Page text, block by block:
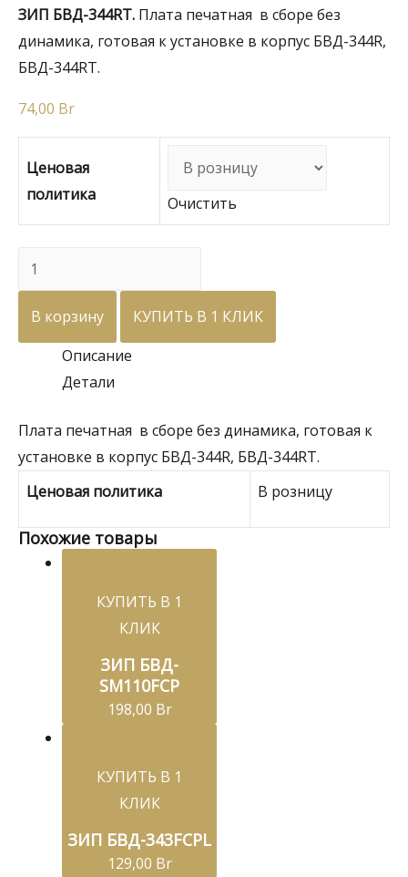
ЗИП БВД-344RT. Плата печатная в сборе без
динамика, готовая к установке в корпус БВД-344R,
БВД-344RT.
74,00 Br
Ценовая
политика
Очистить
Количество
ЗИП
БВД-344RT
В корзину
КУПИТЬ В 1 КЛИК
Описание
Детали
Плата печатная в сборе без динамика, готовая к
установке в корпус БВД-344R, БВД-344RT.
Ценовая политика
В розницу
Похожие товары
КУПИТЬ В 1
КЛИК
ЗИП БВД-
SM110FCP
198,00 Br
КУПИТЬ В 1
КЛИК
ЗИП БВД-343FCPL
129,00 Br